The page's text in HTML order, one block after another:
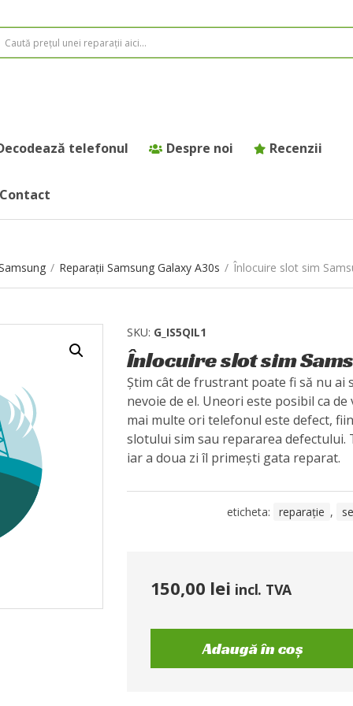
telefonul Despre noi Recenzii
Contact
/ Reparații Samsung Galaxy A30s / Înlocuire slot sim
SKU: G_IS5QIL1
Înlocuire slot sim
Știm cât de frustrant poate fi să nu ai
nevoie de el. Uneori este posibil ca
mai multe ori telefonul este defect,
slotului sim sau repararea
iar a doua zi îl primești gata reparat.
eticheta: reparație ,
150,00 lei incl. TVA
Adaugă în coș